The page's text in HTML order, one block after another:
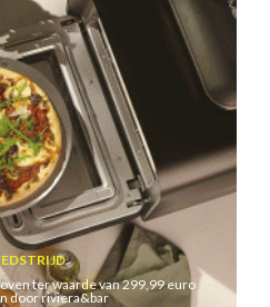
ter waarde van 299,99 euro
door riviera&bar